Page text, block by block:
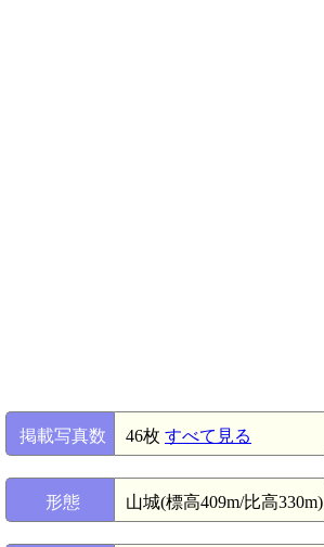
掲載写真数 46枚 すべて見る
形態 山城(標高409m/比高330m)